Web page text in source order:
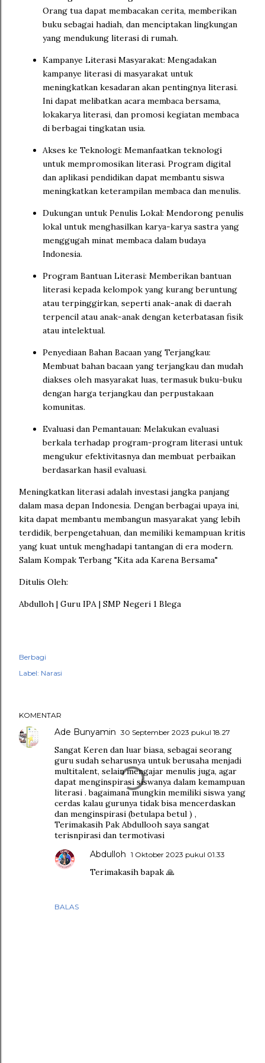
Orang tua dapat membacakan cerita, memberikan
buku sebagai hadiah, dan menciptakan lingkungan
yang mendukung literasi di rumah.
Kampanye Literasi Masyarakat: Mengadakan
kampanye literasi di masyarakat untuk
meningkatkan kesadaran akan pentingnya literasi.
Ini dapat melibatkan acara membaca bersama,
lokakarya literasi, dan promosi kegiatan membaca
di berbagai tingkatan usia.
Akses ke Teknologi: Memanfaatkan teknologi
untuk mempromosikan literasi. Program digital
dan aplikasi pendidikan dapat membantu siswa
meningkatkan keterampilan membaca dan menulis.
Dukungan untuk Penulis Lokal: Mendorong penulis
lokal untuk menghasilkan karya-karya sastra yang
menggugah minat membaca dalam budaya
Indonesia.
Program Bantuan Literasi: Memberikan bantuan
literasi kepada kelompok yang kurang beruntung
atau terpinggirkan, seperti anak-anak di daerah
terpencil atau anak-anak dengan keterbatasan fisik
atau intelektual.
Penyediaan Bahan Bacaan yang Terjangkau:
Membuat bahan bacaan yang terjangkau dan mudah
diakses oleh masyarakat luas, termasuk buku-buku
dengan harga terjangkau dan perpustakaan
komunitas.
Evaluasi dan Pemantauan: Melakukan evaluasi
berkala terhadap program-program literasi untuk
mengukur efektivitasnya dan membuat perbaikan
berdasarkan hasil evaluasi.
Meningkatkan literasi adalah investasi jangka panjang
dalam masa depan Indonesia. Dengan berbagai upaya ini,
kita dapat membantu membangun masyarakat yang lebih
terdidik, berpengetahuan, dan memiliki kemampuan kritis
yang kuat untuk menghadapi tantangan di era modern.
Salam Kompak Terbang "Kita ada Karena Bersama"
Ditulis Oleh:
Abdulloh | Guru IPA | SMP Negeri 1 Blega
Berbagi
Label: Narasi
KOMENTAR
Ade Bunyamin 30 September 2023 pukul 18.27
Sangat Keren dan luar biasa, sebagai seorang
guru sudah seharusnya untuk berusaha menjadi
multitalent, selain mengajar menulis juga, agar
dapat menginspirasi siswanya dalam kemampuan
literasi . bagaimana mungkin memiliki siswa yang
cerdas kalau gurunya tidak bisa mencerdaskan
dan menginspirasi (betulapa betul ) ,
Terimakasih Pak Abdullooh saya sangat
terisnpirasi dan termotivasi
BALAS
Abdulloh 1 Oktober 2023 pukul 01.33
Terimakasih bapak 🙏